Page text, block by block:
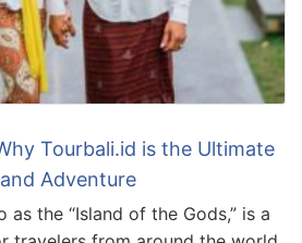
Tourbali.id is the Ultimate
Adventure
the “Island of the Gods,” is a